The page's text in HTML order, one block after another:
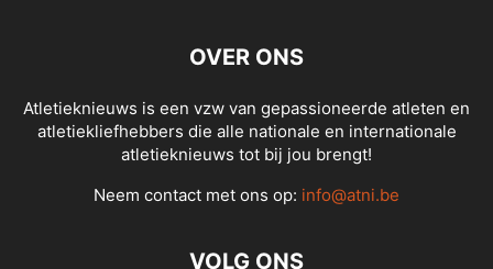
OVER ONS
Atletieknieuws is een vzw van gepassioneerde atleten en
atletiekliefhebbers die alle nationale en internationale
atletieknieuws tot bij jou brengt!
Neem contact met ons op: info@atni.be
VOLG ONS